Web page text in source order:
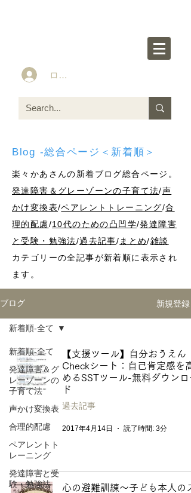
ログイン
Blog -総合ページ＜新着順＞
楽々かあさんの新着ブログ総合ページ。
発達障害＆グレーゾーンの子育て法/声
かけ変換表/ペアレントトレーニング/合
理的配慮/10代のための凸凹学/発達障害
と受験・勉強法/過去記事/ まとめ/雑談
カテゴリーの全記事が新着順に表示され
ます。
ブログ 新規登録
新着順-全て
発達障害＆グ
レーゾーンの
子育て法
声かけ変換表
合理的配慮
ペアレントト
レーニング
発達障害と受
験・勉強法
新着順-全て
【支援ツール】自分おうえん
Checkシート：自己肯定感を高
めるSSTツール-無料ダウンロ
ド
過去記事
2017年4月14日 読了時間: 3分
心の避難訓練〜子ども本人のス